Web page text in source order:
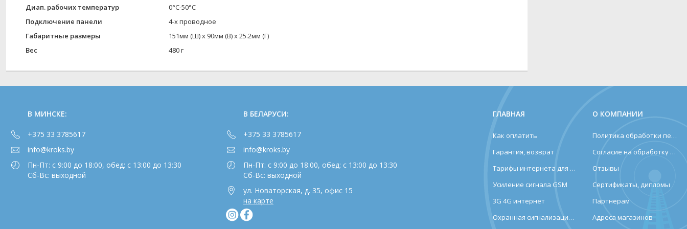
Диап. рабочих температур
0°C-50°C
Подключение панели
4-х проводное
Габаритные размеры
151мм (Ш) х 90мм (В) х 25.2мм (Г)
Вес
480 г
В МИНСКЕ:
+375 33 3785617
info@kroks.by
Пн-Пт: с 9:00 до 18:00, обед: с 13:00 до 13:30
Сб-Вс: выходной
В БЕЛАРУСИ:
+375 33 3785617
info@kroks.by
Пн-Пт: с 9:00 до 18:00, обед: с 13:00 до 13:30
Сб-Вс: выходной
ул. Новаторская, д. 35, офис 15
на карте
ГЛАВНАЯ
Как оплатить
Гарантия, возврат
Тарифы интернета для дома и дачи
Усиление сигнала GSM
3G 4G интернет
Охранная сигнализация (лендинг)
О КОМПАНИИ
Политика обработки персональных данных
Согласие на обработку персональных данных
Отзывы
Сертификаты, дипломы
Партнерам
Адреса магазинов